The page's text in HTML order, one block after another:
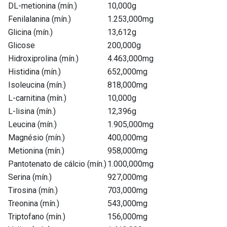
DL-metionina (mín.)
10,000g
Fenilalanina (mín.)
1.253,000mg
Glicina (mín.)
13,612g
Glicose
200,000g
Hidroxiprolina (mín.)
4.463,000mg
Histidina (mín.)
652,000mg
Isoleucina (mín.)
818,000mg
L-carnitina (mín.)
10,000g
L-lisina (mín.)
12,396g
Leucina (mín.)
1.905,000mg
Magnésio (mín.)
400,000mg
Metionina (mín.)
958,000mg
Pantotenato de cálcio (mín.)1.000,000mg
Serina (mín.)
927,000mg
Tirosina (mín.)
703,000mg
Treonina (mín.)
543,000mg
Triptofano (mín.)
156,000mg